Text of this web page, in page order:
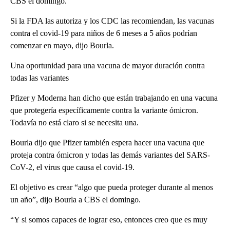
Si la FDA las autoriza y los CDC las recomiendan, las vacunas
contra el covid-19 para niños de 6 meses a 5 años podrían
comenzar en mayo, dijo Bourla.
Una oportunidad para una vacuna de mayor duración contra
todas las variantes
Pfizer y Moderna han dicho que están trabajando en una vacuna
que protegería específicamente contra la variante ómicron.
Todavía no está claro si se necesita una.
Bourla dijo que Pfizer también espera hacer una vacuna que
proteja contra ómicron y todas las demás variantes del SARS-
CoV-2, el virus que causa el covid-19.
El objetivo es crear “algo que pueda proteger durante al menos
un año”, dijo Bourla a CBS el domingo.
“Y si somos capaces de lograr eso, entonces creo que es muy